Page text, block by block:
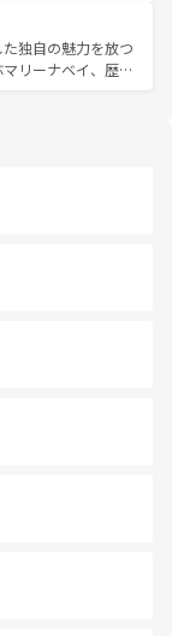
にも異なる楽しみ
、仏教を中心とし
る旅人を魅了し続
スポットが密集し
魅力。息をのむよ
存分に楽しみ尽く
独自の魅力を放つ
リーナベイ、歴史
外せないスポット